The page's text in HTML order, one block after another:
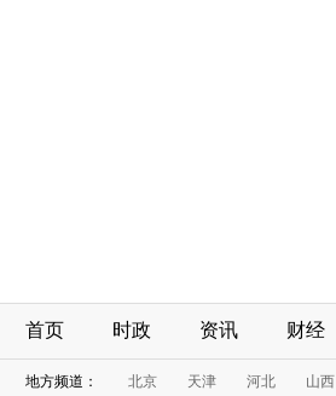
首页 时政 资讯 财经
地方频道： 北京 天津 河北
山西